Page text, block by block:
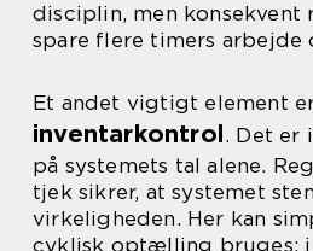
disciplin, men konsekvent
spare flere timers arbejde
Et andet vigtigt element
inventarkontrol. Det er
på systemets tal alene.
tjek sikrer, at systemet
virkeligheden. Her kan
cyklisk optælling bruges: